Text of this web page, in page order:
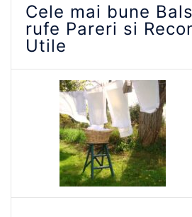
Cele mai bune
rufe Pareri si
Utile